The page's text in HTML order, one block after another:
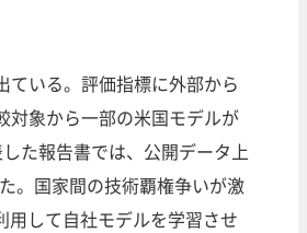
いる。評価指標に外部から
対象から一部の米国モデルが
た報告書では、公開データ上
。国家間の技術覇権争いが激
して自社モデルを学習させ